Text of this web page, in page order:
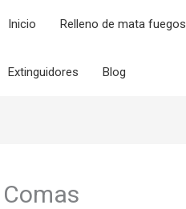
Inicio Relleno de mata fuegos
Extinguidores Blog